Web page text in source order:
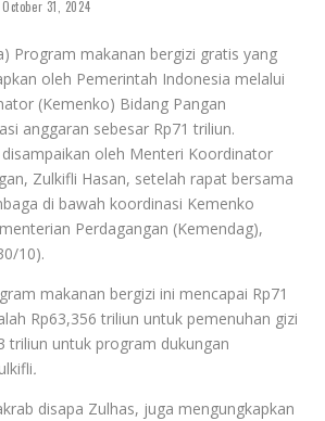
October 31, 2024
Program makanan bergizi gratis yang
oleh Pemerintah Indonesia melalui
(Kemenko) Bidang Pangan
anggaran sebesar Rp71 triliun.
oleh Menteri Koordinator
Zulkifli Hasan, setelah rapat bersama
di bawah koordinasi Kemenko
Perdagangan (Kemendag),
10).
makanan bergizi ini mencapai Rp71
Rp63,356 triliun untuk pemenuhan gizi
triliun untuk program dukungan
.
disapa Zulhas, juga mengungkapkan